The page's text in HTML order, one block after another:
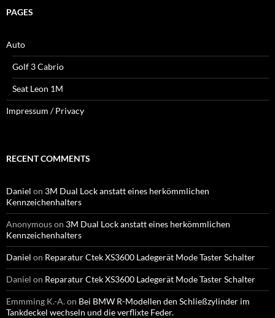
PAGES
Auto
Golf 3 Cabrio
Seat Leon 1M
Impressum / Privacy
RECENT COMMENTS
Daniel on 3M Dual Lock anstatt eines herkömmlichen
Kennzeichenhalters
Anonymouson 3M Dual Lock anstatt eines herkömmlichen
Kennzeichenhalters
Daniel on Reparatur Ctek XS3600 Ladegerät Mode Taster Schalter
Daniel on Reparatur Ctek XS3600 Ladegerät Mode Taster Schalter
Emmming K.-A.on Bei BMW R-Modellen den Schließzylinder im
Tankdeckel wechseln und die verflixte Feder.